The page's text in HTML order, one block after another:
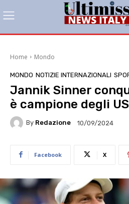
Home Mondo
MONDO NOTIZIE INTERNAZIONALI
Jannik Sinner
è campione degli
By Redazione 10/09/2024
Facebook X